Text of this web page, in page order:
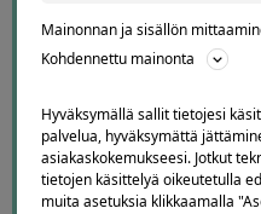
Lisätty
Page
Mainonnan ja sisällön
Kohdennettu mainonta
Hyväksymällä sallit tietojesi
palvelua, hyväksymättä
asiakaskokemukseesi. Jotkut
tietojen käsittelyä oikeutetulla
muita asetuksia klikkaamalla